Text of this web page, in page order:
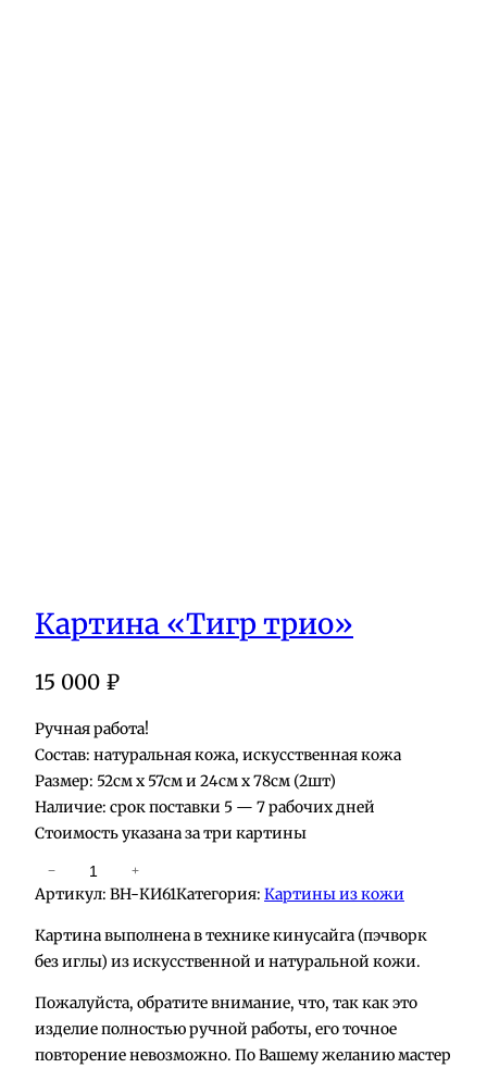
Картина «Тигр трио»
15 000 ₽
Ручная работа!
Состав: натуральная кожа, искусственная кожа
Размер: 52см х 57см и 24см х 78см (2шт)
Наличие: срок поставки 5 — 7 рабочих дней
Стоимость указана за три картины
о
л
и
е
с
т
− +
Артикул: BH-КИ61Категория: Картины из кожи
Картина выполнена в технике кинусайга (пэчворк
без иглы) из искусственной и натуральной кожи.
Пожалуйста, обратите внимание, что, так как это
изделие полностью ручной работы, его точное
повторение невозможно. По Вашему желанию мастер